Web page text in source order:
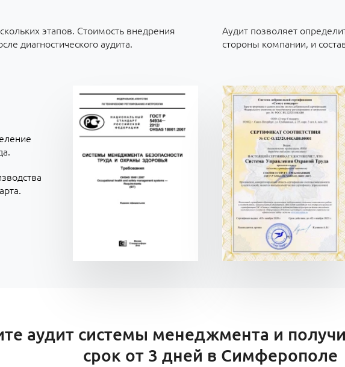
этапов. Стоимость внедрения
диагностического аудита.
Аудит позволяет
стороны компании, и
аудит системы менеджмента и
срок от 3 дней в Симферополе